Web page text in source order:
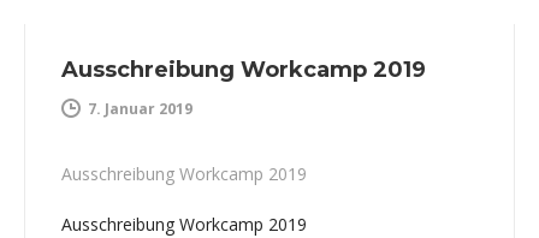
Ausschreibung Workcamp 2019
7. Januar 2019
Ausschreibung Workcamp 2019
Ausschreibung Workcamp 2019